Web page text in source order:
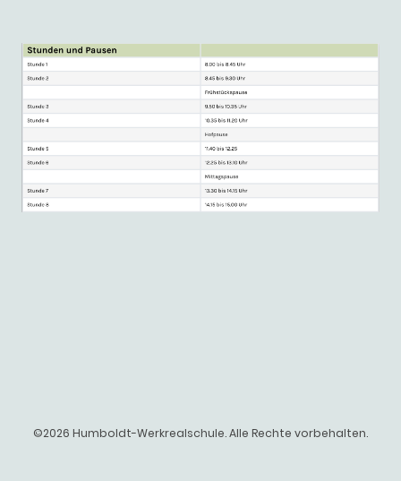
©2026 Humboldt-Werkrealschule. Alle Rechte vorbehalten.